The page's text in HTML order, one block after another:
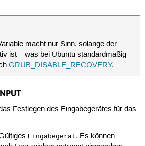
macht nur Sinn, solange der
ist – was bei Ubuntu standardmäßig
GRUB_DISABLE_RECOVERY.
Festlegen des Eingabegerätes für das
Eingabegerät. Es können